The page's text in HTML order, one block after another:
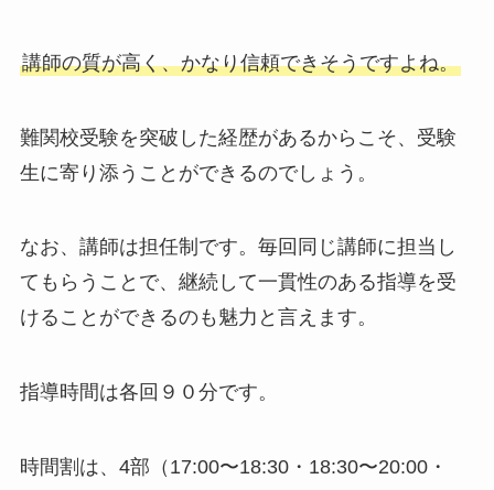
講師の質が高く、かなり信頼できそうですよね。
難関校受験を突破した経歴があるからこそ、受験
生に寄り添うことができるのでしょう。
なお、講師は担任制です。毎回同じ講師に担当し
てもらうことで、継続して一貫性のある指導を受
けることができるのも魅力と言えます。
指導時間は各回９０分です。
時間割は、4部（17:00〜18:30・18:30〜20:00・